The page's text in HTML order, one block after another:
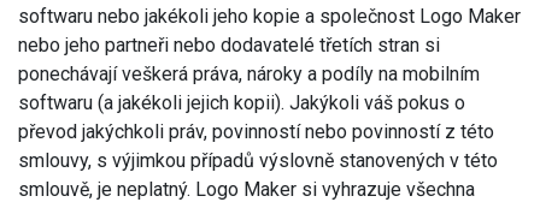
softwaru nebo jakékoli jeho kopie a společnost Logo Maker
nebo jeho partneři nebo dodavatelé třetích stran si
ponechávají veškerá práva, nároky a podíly na mobilním
softwaru (a jakékoli jejich kopii). Jakýkoli váš pokus o
převod jakýchkoli práv, povinností nebo povinností z této
smlouvy, s výjimkou případů výslovně stanovených v této
smlouvě, je neplatný. Logo Maker si vyhrazuje všechna